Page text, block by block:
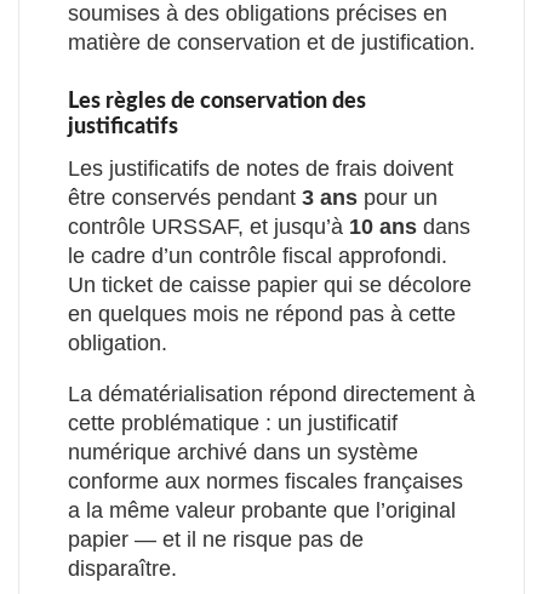
soumises à des obligations précises en
matière de conservation et de justification.
Les règles de conservation des
justificatifs
Les justificatifs de notes de frais doivent
être conservés pendant 3 ans pour un
contrôle URSSAF, et jusqu’à 10 ans dans
le cadre d’un contrôle fiscal approfondi.
Un ticket de caisse papier qui se décolore
en quelques mois ne répond pas à cette
obligation.
La dématérialisation répond directement à
cette problématique : un justificatif
numérique archivé dans un système
conforme aux normes fiscales françaises
a la même valeur probante que l’original
papier — et il ne risque pas de
disparaître.